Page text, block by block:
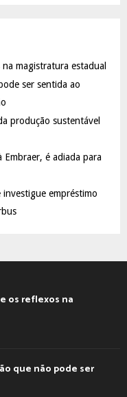
A
C
magistratura estadual
ser sentida ao
produção sustentável
Embraer, é adiada para
empréstimo
os reflexos na
que não pode ser